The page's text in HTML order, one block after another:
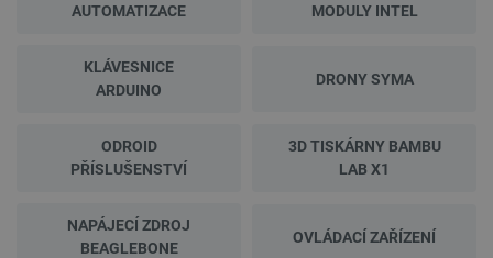
AUTOMATIZACE
MODULY INTEL
KLÁVESNICE
ARDUINO
DRONY SYMA
ODROID
PŘÍSLUŠENSTVÍ
3D TISKÁRNY BAMBU
LAB X1
NAPÁJECÍ ZDROJ
BEAGLEBONE
OVLÁDACÍ ZAŘÍZENÍ